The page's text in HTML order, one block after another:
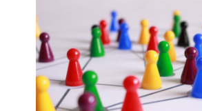
Fattori chiave
della posta
Il numero di utenti
Il numero di utenti è